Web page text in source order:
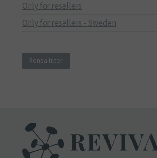
Only for resellers
Only for resellers - Sweden
Rensa filter